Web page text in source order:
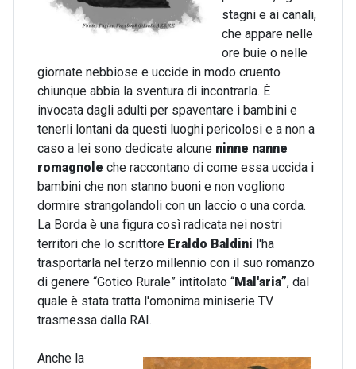
stagni e ai canali,
che appare nelle
ore buie o nelle
giornate nebbiose e uccide in modo cruento
chiunque abbia la sventura di incontrarla. È
invocata dagli adulti per spaventare i bambini e
tenerli lontani da questi luoghi pericolosi e a non a
caso a lei sono dedicate alcune ninne nanne
romagnole che raccontano di come essa uccida i
bambini che non stanno buoni e non vogliono
dormire strangolandoli con un laccio o una corda.
La Borda è una figura così radicata nei nostri
territori che lo scrittore Eraldo Baldini l'ha
trasportarla nel terzo millennio con il suo romanzo
di genere “Gotico Rurale” intitolato “Mal'aria”, dal
quale è stata tratta l'omonima miniserie TV
trasmessa dalla RAI.
Anche la